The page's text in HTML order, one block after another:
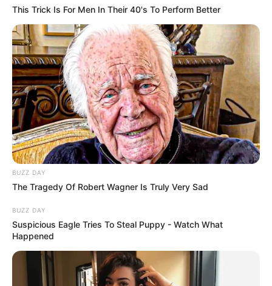
- Nə baş verir?
82 0 0
20:44 / 06 Avqust 2026
Zelenski Ceyhun Bayramovu
This Trick Is For Men In Their 40's To Perform Better
BUZZ DAY
The Tragedy Of Robert Wagner Is Truly Very Sad
BUZZ DAY
Suspicious Eagle Tries To Steal Puppy - Watch What
Happened